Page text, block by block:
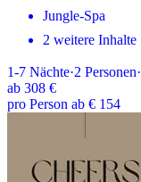
Jungle-Spa
2 weitere Inhalte
1-7 Nächte·2 Personen·
ab 308 €
pro Person ab € 154